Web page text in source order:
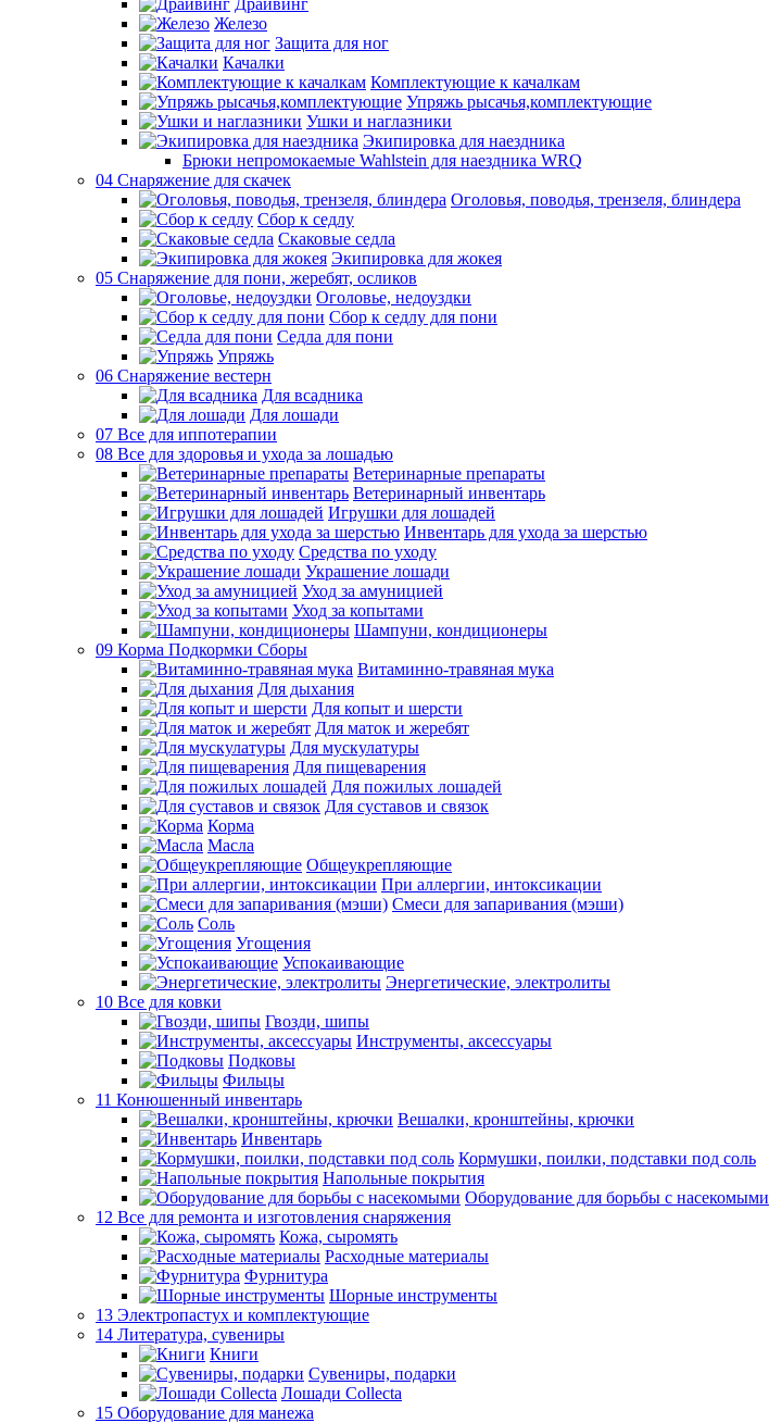
Драйвинг
Железо
Защита для ног
Качалки
Комплектующие к качалкам
Упряжь рысачья,комплектующие
Ушки и наглазники
Экипировка для наездника
Брюки непромокаемые Wahlstein для наездника WRQ
04 Снаряжение для скачек
Оголовья, поводья, трензеля, блиндера
Сбор к седлу
Скаковые седла
Экипировка для жокея
05 Снаряжение для пони, жеребят, осликов
Оголовье, недоуздки
Сбор к седлу для пони
Седла для пони
Упряжь
06 Снаряжение вестерн
Для всадника
Для лошади
07 Все для иппотерапии
08 Все для здоровья и ухода за лошадью
Ветеринарные препараты
Ветеринарный инвентарь
Игрушки для лошадей
Инвентарь для ухода за шерстью
Средства по уходу
Украшение лошади
Уход за амуницией
Уход за копытами
Шампуни, кондиционеры
09 Корма Подкормки Сборы
Витаминно-травяная мука
Для дыхания
Для копыт и шерсти
Для маток и жеребят
Для мускулатуры
Для пищеварения
Для пожилых лошадей
Для суставов и связок
Корма
Масла
Общеукрепляющие
При аллергии, интоксикации
Смеси для запаривания (мэши)
Соль
Угощения
Успокаивающие
Энергетические, электролиты
10 Все для ковки
Гвозди, шипы
Инструменты, аксессуары
Подковы
Фильцы
11 Конюшенный инвентарь
Вешалки, кронштейны, крючки
Инвентарь
Кормушки, поилки, подставки под соль
Напольные покрытия
Оборудование для борьбы с насекомыми
12 Все для ремонта и изготовления снаряжения
Кожа, сыромять
Расходные материалы
Фурнитура
Шорные инструменты
13 Электропастух и комплектующие
14 Литература, сувениры
Книги
Сувениры, подарки
Лошади Collecta
15 Оборудование для манежа